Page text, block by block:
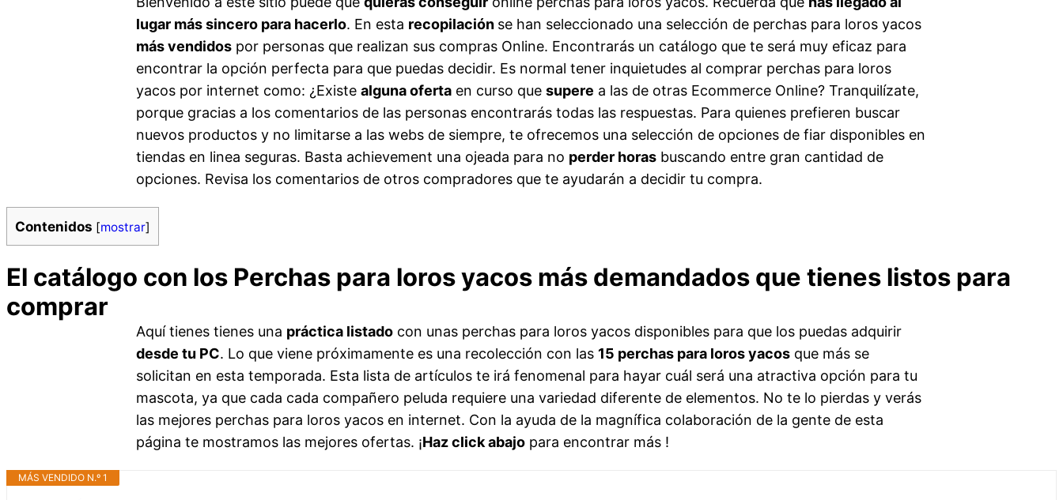
lugar más sincero para hacerlo. En esta recopilación se han seleccionado una selección de perchas para loros yacos
más vendidos por personas que realizan sus compras Online. Encontrarás un catálogo que te será muy eficaz para
encontrar la opción perfecta para que puedas decidir. Es normal tener inquietudes al comprar perchas para loros
yacos por internet como: ¿Existe alguna oferta en curso que supere a las de otras Ecommerce Online? Tranquilízate,
porque gracias a los comentarios de las personas encontrarás todas las respuestas. Para quienes prefieren buscar
nuevos productos y no limitarse a las webs de siempre, te ofrecemos una selección de opciones de fiar disponibles en
tiendas en linea seguras. Basta achievement una ojeada para no perder horas buscando entre gran cantidad de
opciones. Revisa los comentarios de otros compradores que te ayudarán a decidir tu compra.
Contenidos [mostrar]
El catálogo con los Perchas para loros yacos más demandados que tienes listos para
comprar
Aquí tienes tienes una práctica listado con unas perchas para loros yacos disponibles para que los puedas adquirir
desde tu PC. Lo que viene próximamente es una recolección con las 15 perchas para loros yacos que más se
solicitan en esta temporada. Esta lista de artículos te irá fenomenal para hayar cuál será una atractiva opción para tu
mascota, ya que cada cada compañero peluda requiere una variedad diferente de elementos. No te lo pierdas y verás
las mejores perchas para loros yacos en internet. Con la ayuda de la magnífica colaboración de la gente de esta
página te mostramos las mejores ofertas. ¡Haz click abajo para encontrar más !
MÁS VENDIDO N.º 1